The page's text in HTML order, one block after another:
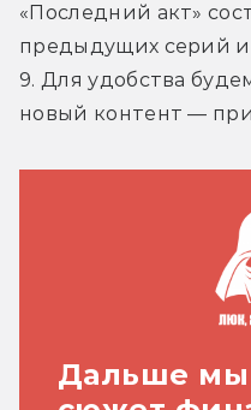
«Последний акт»
предыдущих серий и
9. Для удобства
новый контент —
Дальше мы